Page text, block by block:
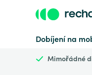
Dobíjení na
Mimořádné